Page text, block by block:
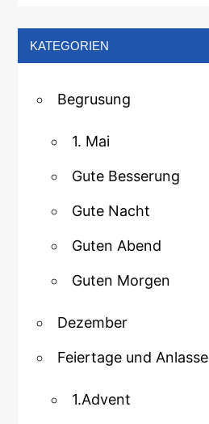
KATEGORIEN
Begrusung
1. Mai
Gute Besserung
Gute Nacht
Guten Abend
Guten Morgen
Dezember
Feiertage und Anlasse
1.Advent